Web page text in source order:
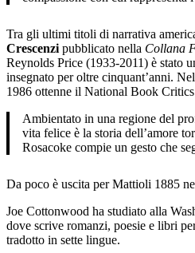
Tra gli ultimi titoli di narrativa
Crescenzi pubblicato nella Collana
Reynolds Price (1933-2011) è stato
insegnato per oltre cinquant’anni.
1986 ottenne il National Book
Ambientato in una regione del
vita felice è la storia dell’amore
Rosacoke compie un gesto che
Da poco è uscita per Mattioli 1885
Joe Cottonwood ha studiato alla
dove scrive romanzi, poesie e libri
tradotto in sette lingue.